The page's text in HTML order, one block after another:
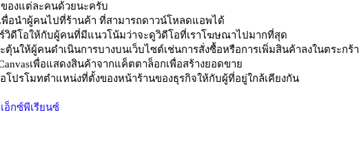
ของแต่ละคนด้วยนะครับ
พื่อนำผู้คนไปที่ร้านค้า ที่สามารถดาวน์โหลดแอพได้
วิดีโอให้กับผู้คนที่มีแนวโน้มว่าจะดูวิดีโอที่เราโฆษณาไปมากที่สุด
นให้ผู้คนดำเนินการบางบนเว็บไซต์เช่นการสั่งซื้อหรือการเพิ่มสินค้าลงในตระกร้า
เพื่อแสดงสินค้าจากแค็ตตาล็อกเพื่อสร้างยอดขาย
โปรโมทตำแหน่งที่ตั้งของหน้าร้านของธุรกิจให้กับผู้ที่อยู่ใกล้เคียงกัน
อ็กซ์พีเรียนซ์